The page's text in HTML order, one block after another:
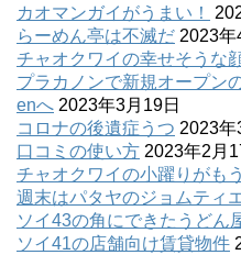
カオマンガイがうまい！
らーめん亭は不滅だ 2023年
チャオクワイの幸せそうな
プラカノンで新規オープン
enへ 2023年3月19日
コロナの後遺症うつ 2023年
口コミの使い方 2023年2月
チャオクワイの小躍りがも
週末はパタヤのジョムティ
ソイ43の角にできたうどん
ソイ41の店舗向け賃貸物件